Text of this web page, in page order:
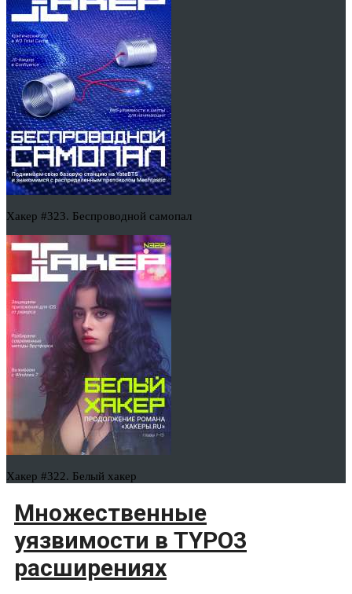
Хакер #323. Беспроводной самопал
Хакер #322. Белый хакер
Множественные
уязвимости в TYPO3
расширениях